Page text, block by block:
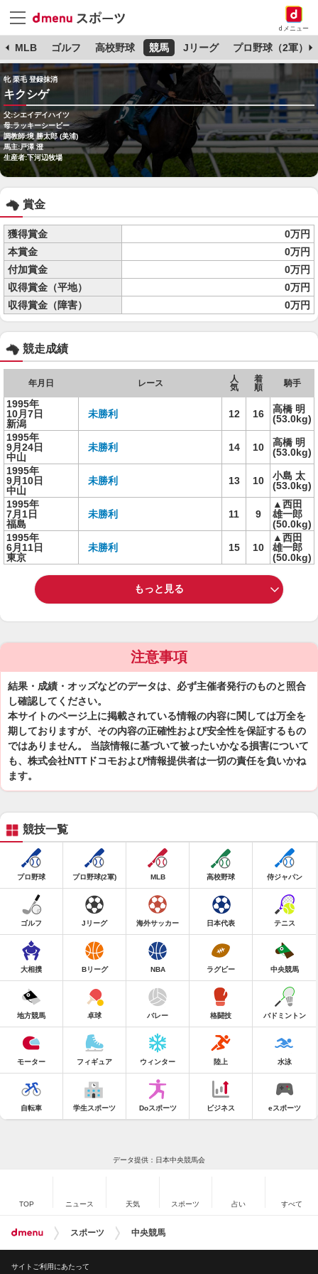
dメニュー
MLB ゴルフ 高校野球 競馬 Jリーグ プロ野球（2軍）
牝 栗毛 登録抹消
キクシゲ
父:シエイデイハイツ
母:ラッキーシービー
調教師:境 勝太郎 (美浦)
馬主:戸澤 澄
生産者:下河辺牧場
賞金
獲得賞金
0万円
本賞金
0万円
付加賞金
0万円
収得賞金（平地）
0万円
収得賞金（障害）
0万円
競走成績
年月日 レース
人
気
着
順
騎手
1995年
10月7日
新潟
未勝利 12 16
高橋 明
(53.0kg)
1995年
9月24日
中山
未勝利 14 10
高橋 明
(53.0kg)
1995年
9月10日
中山
未勝利 13 10
小島 太
(53.0kg)
1995年
7月1日
福島
未勝利 11 9
▲西田
雄一郎
(50.0kg)
1995年
6月11日
東京
未勝利 15 10
▲西田
雄一郎
(50.0kg)
もっと見る
注意事項
結果・成績・オッズなどのデータは、必ず主催者発行のものと照合
し確認してください。
本サイトのページ上に掲載されている情報の内容に関しては万全を
期しておりますが、その内容の正確性および安全性を保証するもの
ではありません。 当該情報に基づいて被ったいかなる損害について
も、株式会社NTTドコモおよび情報提供者は一切の責任を負いかね
ます。
競技一覧
プロ野球 プロ野球(2軍) MLB 高校野球 侍ジャパン
ゴルフ Jリーグ 海外サッカー 日本代表 テニス
大相撲 Bリーグ NBA ラグビー 中央競馬
地方競馬 卓球 バレー 格闘技 バドミントン
モーター フィギュア ウィンター 陸上 水泳
自転車 学生スポーツ Doスポーツ ビジネス eスポーツ
データ提供：日本中央競馬会
TOP ニュース 天気 スポーツ 占い すべて
スポーツ 中央競馬
サイトご利用にあたって